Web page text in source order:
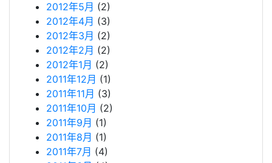
2012年5月 (2)
2012年4月 (3)
2012年3月 (2)
2012年2月 (2)
2012年1月 (2)
2011年12月 (1)
2011年11月 (3)
2011年10月 (2)
2011年9月 (1)
2011年8月 (1)
2011年7月 (4)